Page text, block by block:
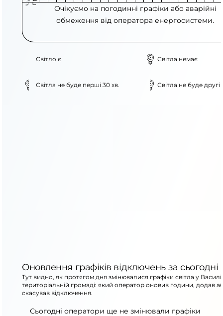
Очікуємо на погодинні графіки або аварійні
обмеження від оператора енергосистеми.
Світло є Світла немає
Світла не буде перші 30 хв. Світла не буде другі
Оновлення графіків відключень за сьогодні
Тут видно, як протягом дня змінювалися графіки світла у
територіальній громаді: який оператор оновив години, додав
скасував відключення.
Сьогодні оператори ще не змінювали графіки